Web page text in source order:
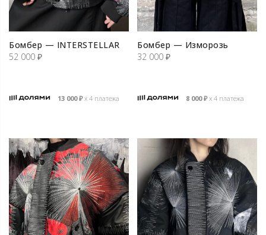
Бомбер — INTERSTELLAR
52 000 ₽
13 000₽х 4 платежа
Бомбер — Изморозь
32 000 ₽
8 000₽х 4 платежа